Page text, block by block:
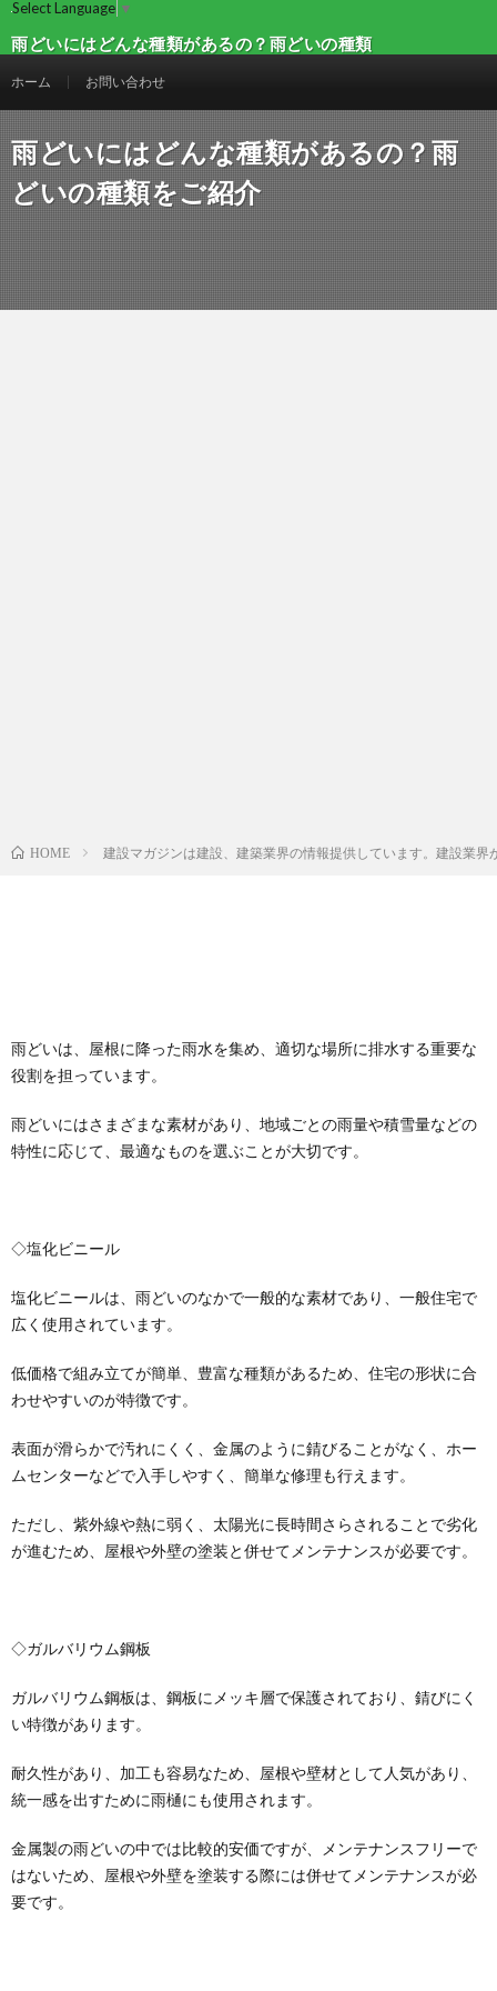
Select Language ▼
雨どいにはどんな種類があるの？雨どいの種類
ホーム お問い合わせ
雨どいにはどんな種類があるの？雨
どいの種類をご紹介
HOME 建設マガジンは建設、建築業界の情報提供しています。建設業
雨どいは、屋根に降った雨水を集め、適切な場所に排水する重要な
役割を担っています。
雨どいにはさまざまな素材があり、地域ごとの雨量や積雪量などの
特性に応じて、最適なものを選ぶことが大切です。
◇塩化ビニール
塩化ビニールは、雨どいのなかで一般的な素材であり、一般住宅で
広く使用されています。
低価格で組み立てが簡単、豊富な種類があるため、住宅の形状に合
わせやすいのが特徴です。
表面が滑らかで汚れにくく、金属のように錆びることがなく、ホー
ムセンターなどで入手しやすく、簡単な修理も行えます。
ただし、紫外線や熱に弱く、太陽光に長時間さらされることで劣化
が進むため、屋根や外壁の塗装と併せてメンテナンスが必要です。
◇ガルバリウム鋼板
ガルバリウム鋼板は、鋼板にメッキ層で保護されており、錆びにく
い特徴があります。
耐久性があり、加工も容易なため、屋根や壁材として人気があり、
統一感を出すために雨樋にも使用されます。
金属製の雨どいの中では比較的安価ですが、メンテナンスフリーで
はないため、屋根や外壁を塗装する際には併せてメンテナンスが必
要です。